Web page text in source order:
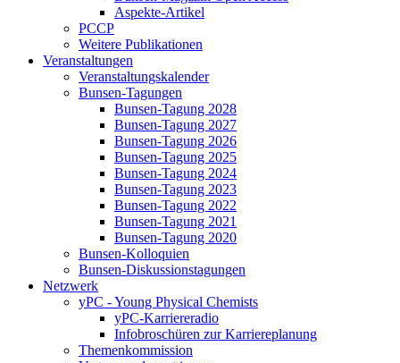
Aspekte-Artikel
PCCP
Weitere Publikationen
Veranstaltungen
Veranstaltungskalender
Bunsen-Tagungen
Bunsen-Tagung 2028
Bunsen-Tagung 2027
Bunsen-Tagung 2026
Bunsen-Tagung 2025
Bunsen-Tagung 2024
Bunsen-Tagung 2023
Bunsen-Tagung 2022
Bunsen-Tagung 2021
Bunsen-Tagung 2020
Bunsen-Kolloquien
Bunsen-Diskussionstagungen
Netzwerk
yPC - Young Physical Chemists
yPC-Karriereradio
Infobroschüren zur Karriereplanung
Themenkommission